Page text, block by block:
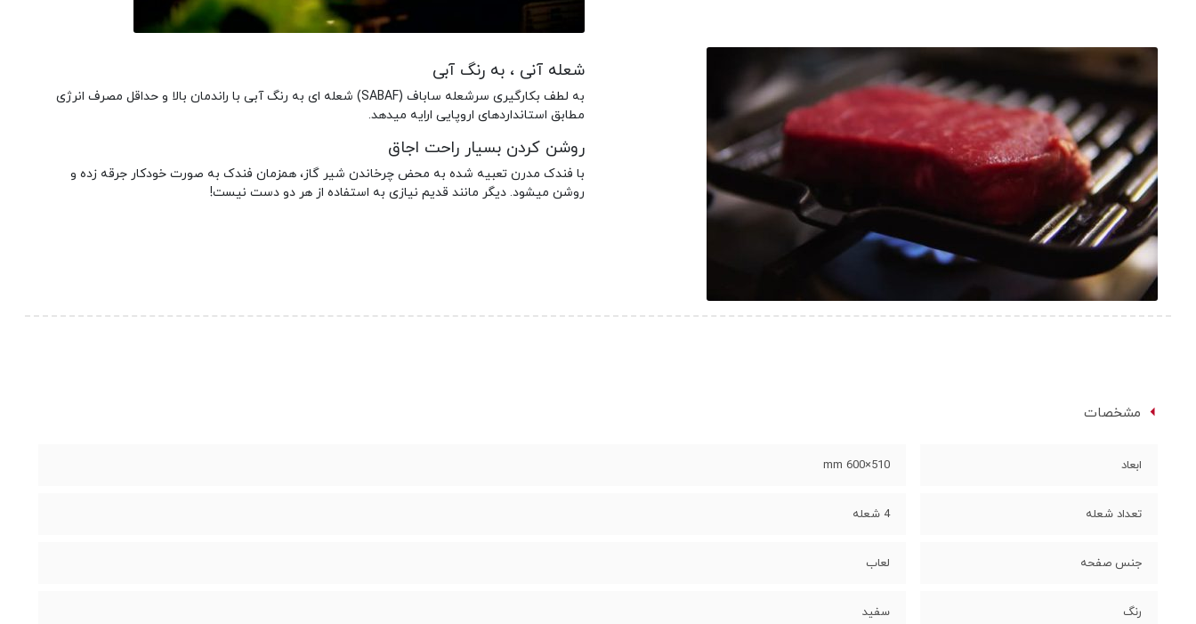
شعله آنی ، به رنگ آبی
به لطف بکارگیری سرشعله ساباف (SABAF) شعله ای به رنگ آبی با راندمان بالا و حداقل مصرف انرژی
مطابق استانداردهای اروپایی ارایه میدهد.
روشن کردن بسیار راحت اجاق
با فندک مدرن تعبیه شده به محض چرخاندن شیر گاز، همزمان فندک به صورت خودکار جرقه زده و
روشن میشود. دیگر مانند قدیم نیازی به استفاده از هر دو دست نیست!
مشخصات
ابعاد 510×600 mm
تعداد شعله 4 شعله
جنس صفحه لعاب
رنگ سفید